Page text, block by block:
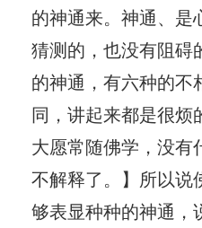
的神通来。神通、是
猜测的，也没有阻碍
的神通，有六种的不
同，讲起来都是很烦
大愿常随佛学，没有
不解释了。】所以说
够表显种种的神通，